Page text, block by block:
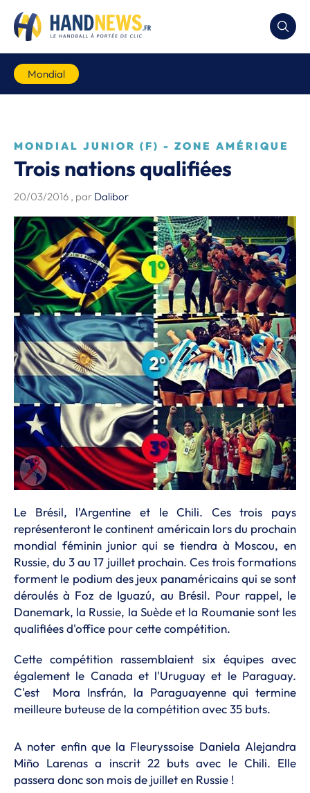
Mondial
MONDIAL JUNIOR (F) - ZONE AMÉRIQUE
Trois nations qualifiées
20/03/2016 , par Dalibor
Le Brésil, l'Argentine et le Chili. Ces trois pays
représenteront le continent américain lors du prochain
mondial féminin junior qui se tiendra à Moscou, en
Russie, du 3 au 17 juillet prochain. Ces trois formations
forment le podium des jeux panaméricains qui se sont
déroulés à Foz de Iguazú, au Brésil. Pour rappel, le
Danemark, la Russie, la Suède et la Roumanie sont les
qualifiées d'office pour cette compétition.
Cette compétition rassemblaient six équipes avec
également le Canada et l'Uruguay et le Paraguay.
C'est Mora Insfrán, la Paraguayenne qui termine
meilleure buteuse de la compétition avec 35 buts.
A noter enfin que la Fleuryssoise Daniela Alejandra
Miño Larenas a inscrit 22 buts avec le Chili. Elle
passera donc son mois de juillet en Russie !